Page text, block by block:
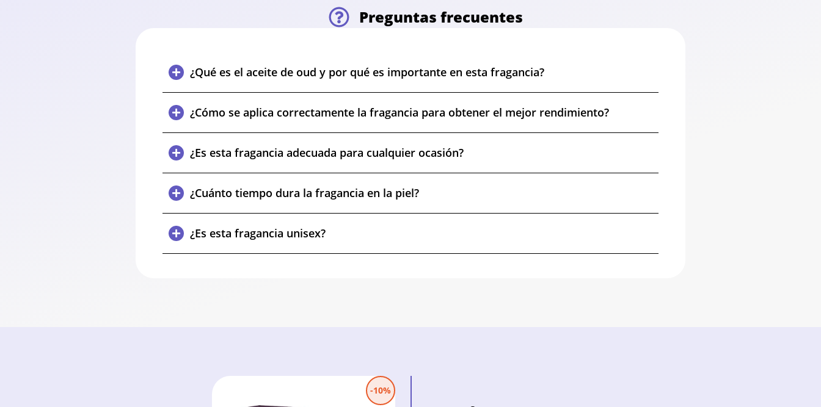
Preguntas frecuentes
¿Qué es el aceite de oud y por qué es importante en esta fragancia?
¿Cómo se aplica correctamente la fragancia para obtener el mejor rendimiento?
¿Es esta fragancia adecuada para cualquier ocasión?
¿Cuánto tiempo dura la fragancia en la piel?
¿Es esta fragancia unisex?
-10%